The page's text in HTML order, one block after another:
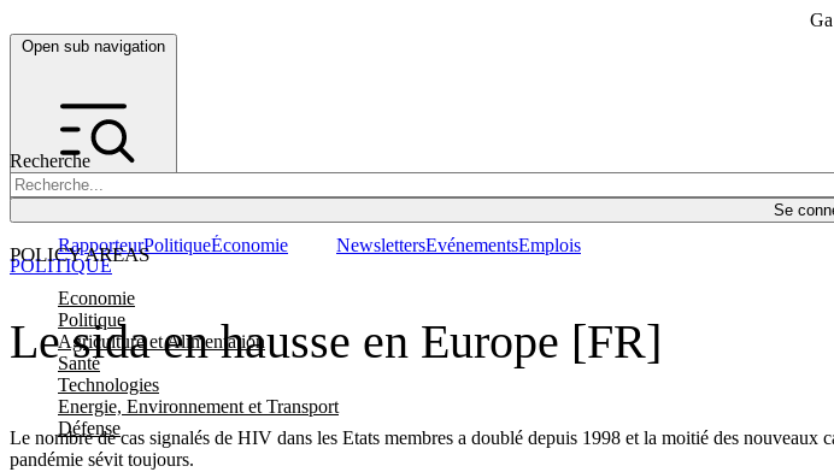
Open sub navigation
Recherche
Se
POLICY AREAS
Economie
Politique
Agriculture et Alimentation
Santé
Technologies
Energie, Environnement et Transport
Défense
RapporteurPolitiqueÉconomie NewslettersEvénementsEmplois
Le sida en hausse en Europe [FR]
Le nombre de cas signalés de HIV dans les Etats membres a doublé depuis 1998 et la moitié des
pandémie sévit toujours.
POLITIQUE